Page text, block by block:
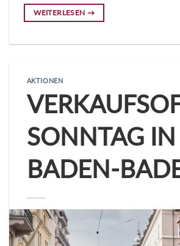
WEITERLESEN →
AKTIONEN
SONNTAG IN
BADEN-